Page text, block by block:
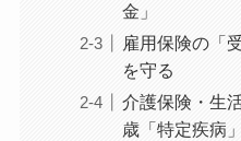
金」
雇用保険の「
を守る
介護保険・生
歳「特定疾病